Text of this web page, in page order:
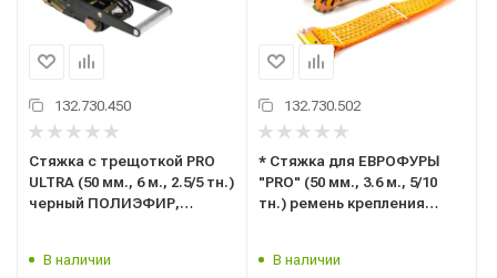
132.730.450
Стяжка с трещоткой PRO
ULTRA (50 мм., 6 м., 2.5/5 тн.)
черный ПОЛИЭФИР,
("TOP AUTO" С.Петербург)
В наличии
132.730.502
* Стяжка для ЕВРОФУРЫ
"PRO" (50 мм., 3.6 м., 5/10
тн.) ремень крепления
"ласточка" / "ласточкин
В наличии